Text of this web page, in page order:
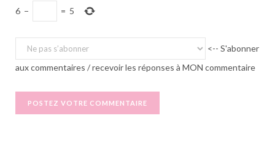
6 − = 5
<-- S'abonner
aux commentaires / recevoir les réponses à MON commentaire